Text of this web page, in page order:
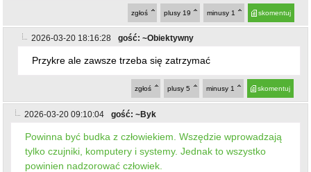
skomentuj
minusy 1
plusy 19
zgłoś
2026-03-20 18:16:28 gość: ~Obiektywny
Przykre ale zawsze trzeba się zatrzymać
skomentuj
minusy 1
plusy 5
zgłoś
2026-03-20 09:10:04 gość: ~Byk
Powinna być budka z człowiekiem. Wszędzie wprowadzają
tylko czujniki, komputery i systemy. Jednak to wszystko
powinien nadzorować człowiek.